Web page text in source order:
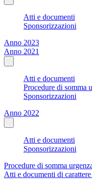
Atti e documenti
Sponsorizzazioni
Anno 2023
Anno 2021
Atti e documenti
Procedure di somma
Sponsorizzazioni
Anno 2022
Atti e documenti
Sponsorizzazioni
Procedure di somma
Atti e documenti di